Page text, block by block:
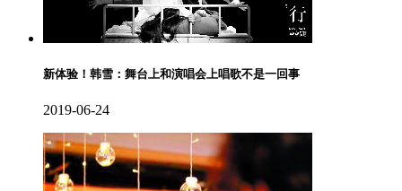
新体验！韩雪：舞台上和演唱会上唱歌不是一回事
2019-06-24